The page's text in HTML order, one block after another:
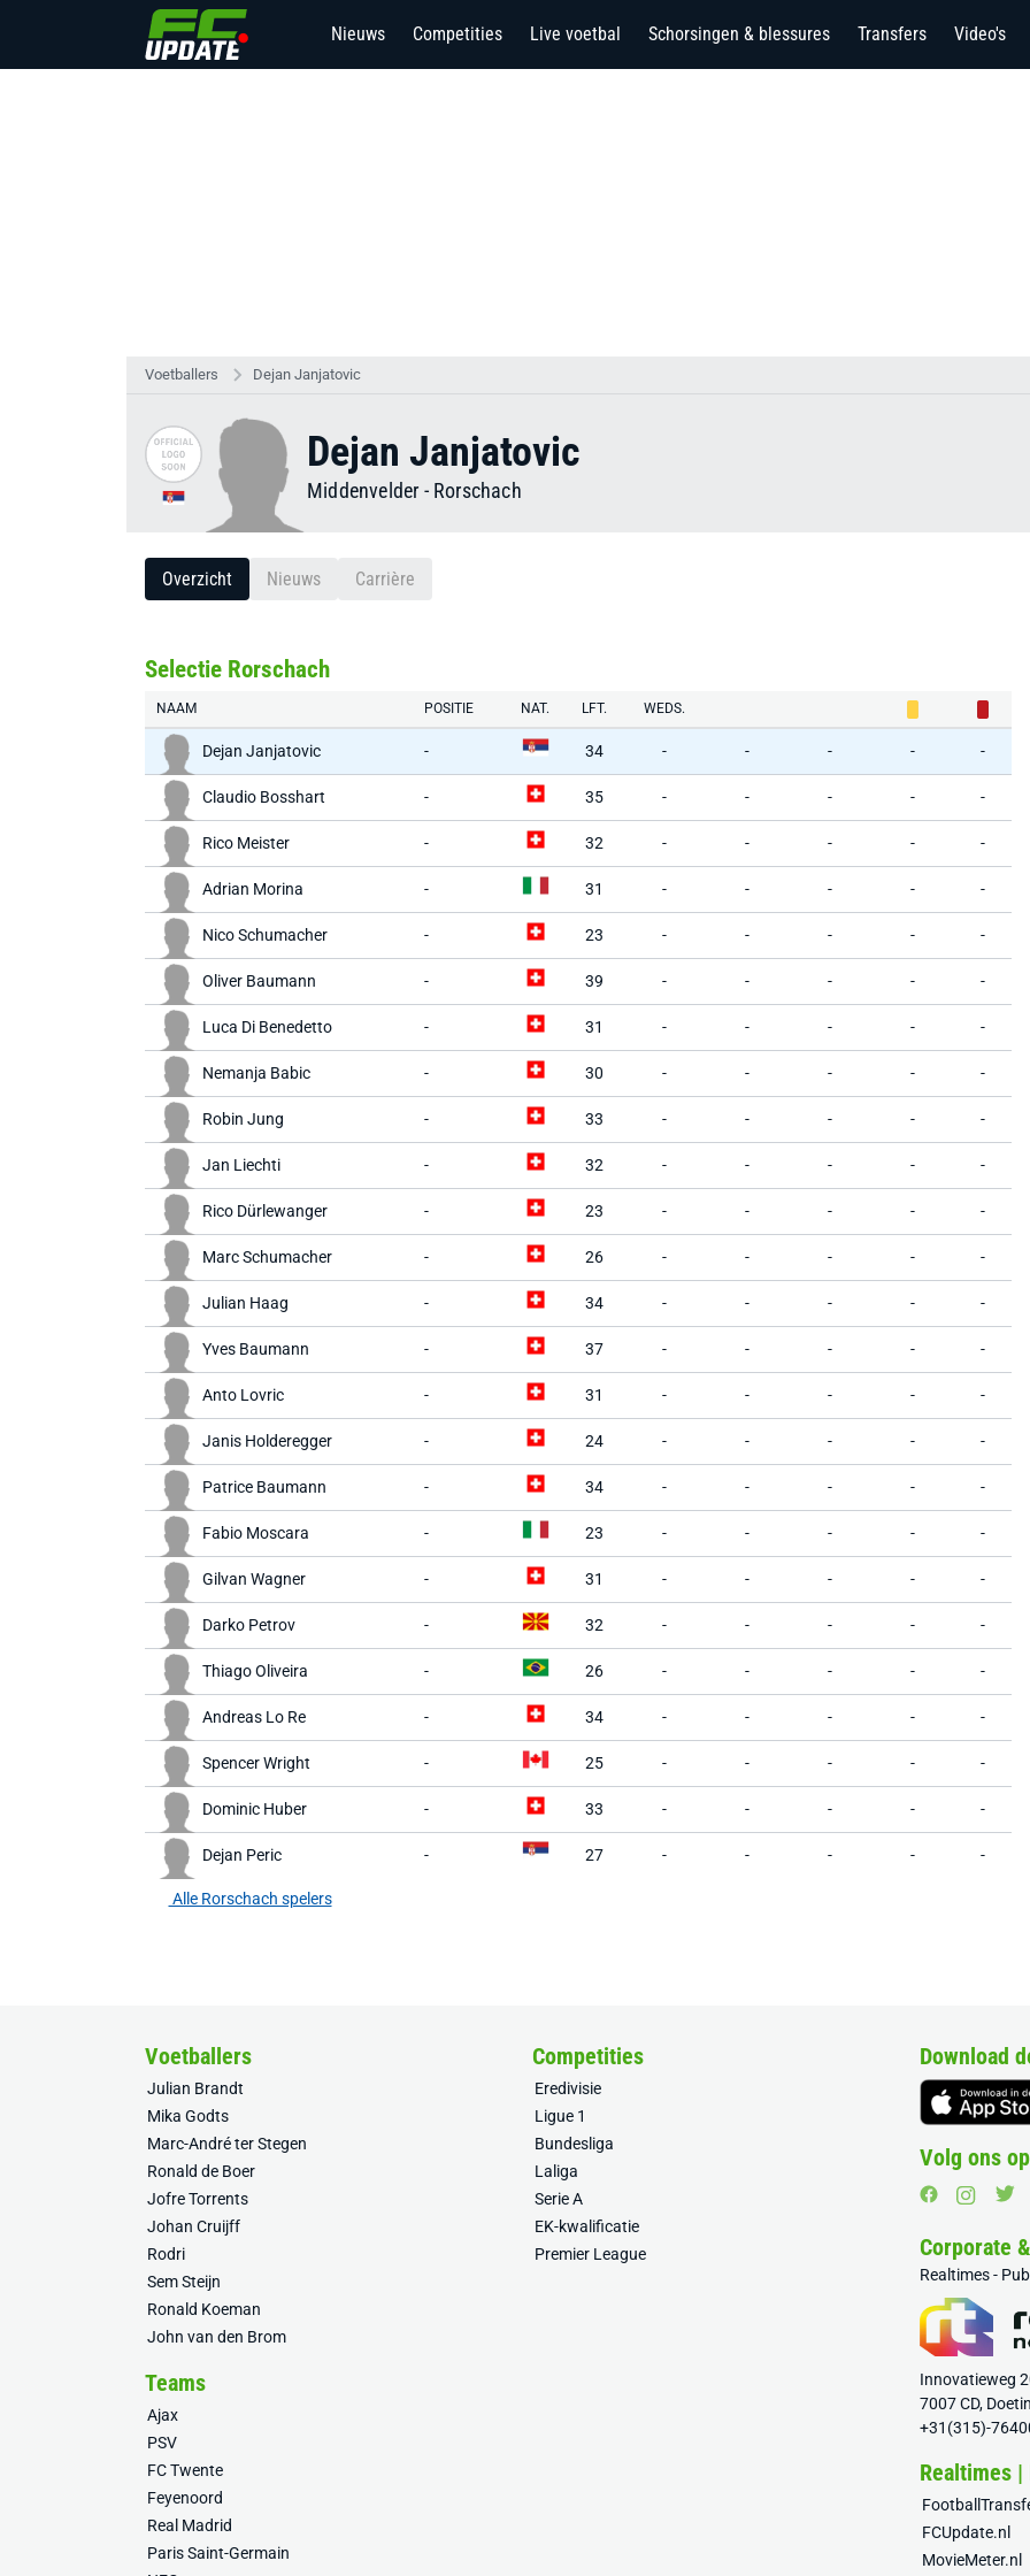
Nieuws Competities Live voetbal Schorsingen & blessures Transfers Video's
Voetballers Dejan Janjatovic
Dejan Janjatovic
Middenvelder - Rorschach
Overzicht Nieuws Carrière
Selectie Rorschach
NAAM POSITIE NAT. LFT. WEDS.
Dejan Janjatovic - 34 - - - - -
Claudio Bosshart - 35 - - - - -
Rico Meister - 32 - - - - -
Adrian Morina - 31 - - - - -
Nico Schumacher - 23 - - - - -
Oliver Baumann - 39 - - - - -
Luca Di Benedetto - 31 - - - - -
Nemanja Babic - 30 - - - - -
Robin Jung - 33 - - - - -
Jan Liechti - 32 - - - - -
Rico Dürlewanger - 23 - - - - -
Marc Schumacher - 26 - - - - -
Julian Haag - 34 - - - - -
Yves Baumann - 37 - - - - -
Anto Lovric - 31 - - - - -
Janis Holderegger - 24 - - - - -
Patrice Baumann - 34 - - - - -
Fabio Moscara - 23 - - - - -
Gilvan Wagner - 31 - - - - -
Darko Petrov - 32 - - - - -
Thiago Oliveira - 26 - - - - -
Andreas Lo Re - 34 - - - - -
Spencer Wright - 25 - - - - -
Dominic Huber - 33 - - - - -
Dejan Peric - 27 - - - - -
Alle Rorschach spelers
Voetballers
Julian Brandt
Mika Godts
Marc-André ter Stegen
Ronald de Boer
Jofre Torrents
Johan Cruijff
Rodri
Sem Steijn
Ronald Koeman
John van den Brom
Competities
Eredivisie
Ligue 1
Bundesliga
Laliga
Serie A
EK-kwalificatie
Premier League
Teams
Ajax
PSV
FC Twente
Feyenoord
Real Madrid
Paris Saint-Germain
Download
Volg ons
Corporate
Realtimes -
Innovatieweg
7007 CD,
+31(315)-
Realtimes
FCUpdate.nl
MovieMeter.nl